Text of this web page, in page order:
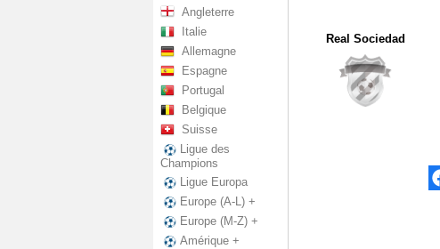
Angleterre
Italie
Allemagne
Espagne
Portugal
Belgique
Suisse
Ligue des
Champions
Ligue Europa
Europe (A-L) +
Europe (M-Z) +
Amérique +
Real Sociedad